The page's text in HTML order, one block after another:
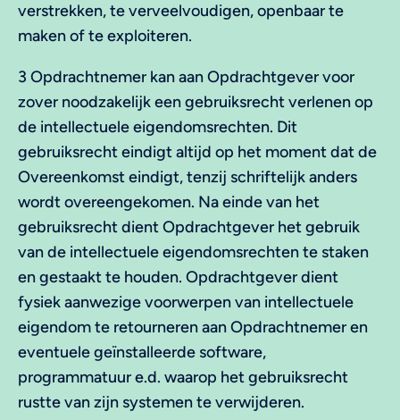
verstrekken, te verveelvoudigen, openbaar te
maken of te exploiteren.
3 Opdrachtnemer kan aan Opdrachtgever voor
zover noodzakelijk een gebruiksrecht verlenen op
de intellectuele eigendomsrechten. Dit
gebruiksrecht eindigt altijd op het moment dat de
Overeenkomst eindigt, tenzij schriftelijk anders
wordt overeengekomen. Na einde van het
gebruiksrecht dient Opdrachtgever het gebruik
van de intellectuele eigendomsrechten te staken
en gestaakt te houden. Opdrachtgever dient
fysiek aanwezige voorwerpen van intellectuele
eigendom te retourneren aan Opdrachtnemer en
eventuele geïnstalleerde software,
programmatuur e.d. waarop het gebruiksrecht
rustte van zijn systemen te verwijderen.